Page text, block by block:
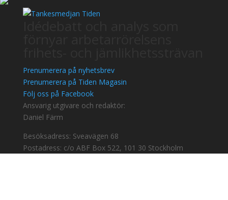
Prenumerera på nyhetsbrev
Prenumerera på Tiden Magasin
Följ oss på Facebook
Ansvarig utgivare och redaktör:
Daniel Färm
Besöksadress: Sveavägen 68
Postadress: c/o ABF Box 522, 101 30 Stockholm